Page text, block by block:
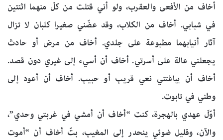
أخاف من الأفعى والعقرب، ولو أني قتلت من كلّ منهما اثنتين
في شبابي. أخاف من الكلاب، وقد عضّني صغيرا كلبان لا تزال
آثار أنيابهما مطبوعة على جلدي. أخاف من مرض أو حادث
يجعلني عالة على أسرتي. أخاف أن أسيء إلى غيري دون قصد.
أخاف أن يباغتني نعي قريب أو حبيب. أخاف أن أعود إلى
وطني في تابوت.
أوّلَ عهدي بالهجرة، كنت “أخاف أن أمشي في غربتي وحدي”،
والآن، وقليل ضوئي ينحدر إلى المغيب، بتّ أخاف أن “أموت